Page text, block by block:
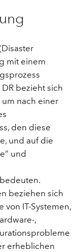
mit einem
bezieht sich
um nach einer
den diese
und auf die
und
beziehen sich
von IT-Systemen,
,
erheblichen